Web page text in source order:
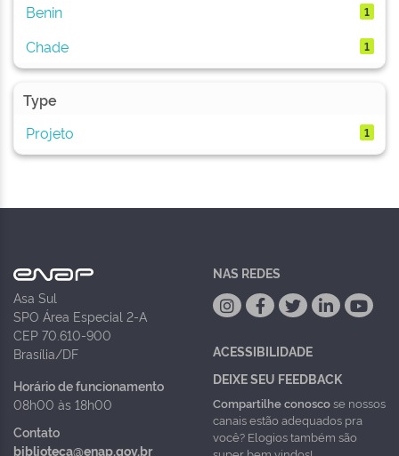
Benin
1
Chade 1
Type
Projeto
1
Asa Sul
SPO Área Especial 2-A
CEP 70.610-900
Brasília/DF
Horário de funcionamento
08h00 às 18h00
Contato
biblioteca@enap.gov.br
NAS REDES
ACESSIBILIDADE
DEIXE SEU FEEDBACK
Compartilhe conoscose nossos
canais estão adequados pra
você? Elogios também são